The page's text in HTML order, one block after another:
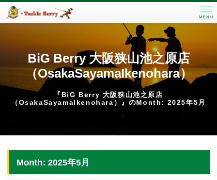
MENU
BiG Berry 大阪狭山池之原店
（OsakaSayamaIkenohara）
『BiG Berry 大阪狭山池之原店
（OsakaSayamaIkenohara）』のMonth: 2025年5月
Month: 2025年5月